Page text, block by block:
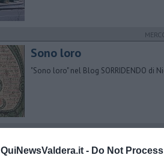
QuiNewsValdera.it - Do Not
Sono loro
"Sono loro" nel Blog SORRIDENDO di
Studenti di Modartech